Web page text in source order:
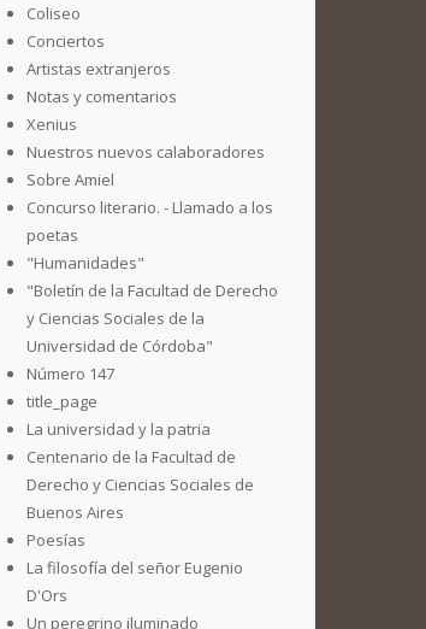
Coliseo
Conciertos
Artistas extranjeros
Notas y comentarios
Xenius
Nuestros nuevos calaboradores
Sobre Amiel
Concurso literario. - Llamado a los
poetas
"Humanidades"
"Boletín de la Facultad de Derecho
y Ciencias Sociales de la
Universidad de Córdoba"
Número 147
title_page
La universidad y la patria
Centenario de la Facultad de
Derecho y Ciencias Sociales de
Buenos Aires
Poesías
La filosofía del señor Eugenio
D'Ors
Un peregrino iluminado